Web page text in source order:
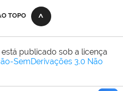
TOPO
publicado sob a licença
SemDerivações 3.0 Não